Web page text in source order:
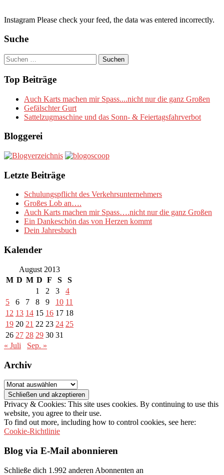
Instagram Please check your feed, the data was entered incorrectly.
Suche
Suchen
nach:
Top Beiträge
Auch Karts machen mir Spass....nicht nur die ganz Großen
Gefälschter Gurt
Sattelzugmaschine und das Sonn- & Feiertagsfahrverbot
Bloggerei
Letzte Beiträge
Schulungspflicht des Verkehrsunternehmers
Großes Lob an….
Auch Karts machen mir Spass….nicht nur die ganz Großen
Ein Dankeschön das von Herzen kommt
Dein Jahresbuch
Kalender
August 2013
M D M D F S
S
1
2 3
4
5
6 7 8 9 10 11
12 13 14 15 16 17 18
19 20 21 22 23 24 25
26 27 28 29 30 31
« Juli
Sep. »
Archiv
Archiv
Privacy & Cookies: This site uses cookies. By continuing to use this
website, you agree to their use.
To find out more, including how to control cookies, see here:
Cookie-Richtlinie
Blog via E-Mail abonnieren
Schließe dich 1.992 anderen Abonnenten an